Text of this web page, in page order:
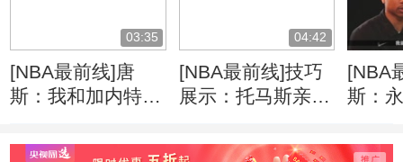
03:35
[NBA最前线]唐
斯：我和加内特有
04:42
[NBA最前线]技巧
展示：托马斯亲授
[NBA
斯：